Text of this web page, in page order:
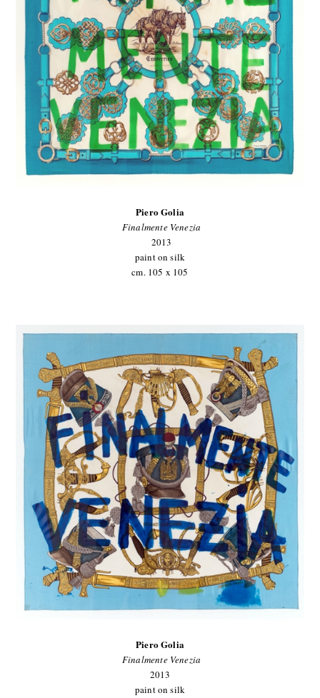
Piero Golia
Finalmente Venezia
2013
paint on silk
cm. 105 x 105
Piero Golia
Finalmente Venezia
2013
paint on silk